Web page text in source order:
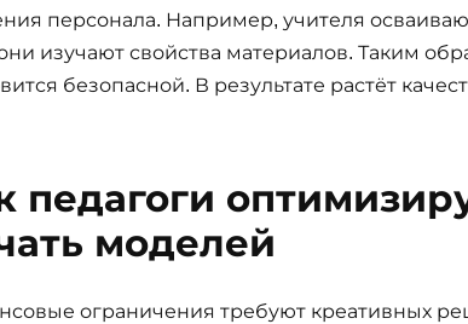
персонала. Например, учителя
изучают свойства материалов. Таким
безопасной. В результате растёт
педагоги
моделей
ограничения требуют креативных